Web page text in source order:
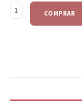
COMPRAR